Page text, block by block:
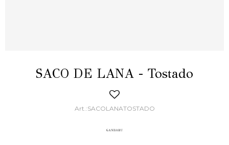
SACO DE LANA - Tostado
SACOLANATOSTADO